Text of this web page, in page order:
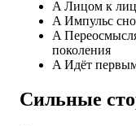
AЛицом к
AИмпульс
A
поколения
AИдёт первым
Сильные